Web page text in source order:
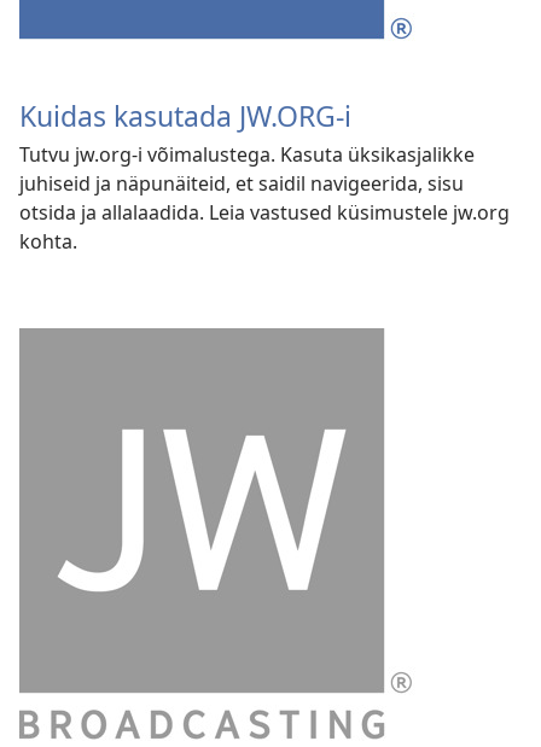
Kuidas kasutada JW.ORG-i
Tutvu jw.org-i võimalustega. Kasuta üksikasjalikke
juhiseid ja näpunäiteid, et saidil navigeerida, sisu
otsida ja allalaadida. Leia vastused küsimustele jw.org
kohta.